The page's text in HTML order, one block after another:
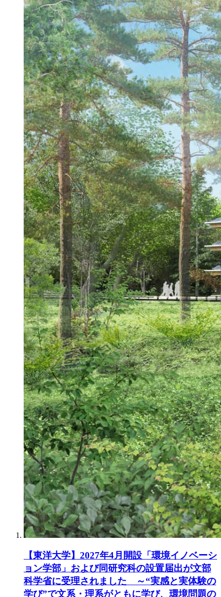
【東洋大学】2027年4月開設「環境イノベーシ
ョン学部」および同研究科の設置届出が文部
科学省に受理されました ～“実感と実体験の
学び”で文系・理系がともに学び、環境問題の